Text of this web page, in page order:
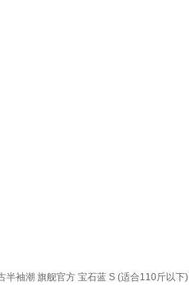
半袖潮 旗舰官方 宝石蓝 S (适合110斤以下)